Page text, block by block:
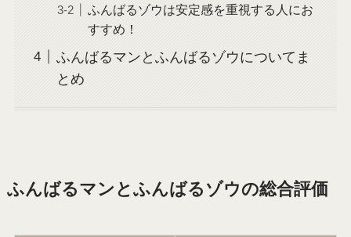
ふんばるゾウは安定感を重視する人にお
すすめ！
ふんばるマンとふんばるゾウについてま
とめ
ふんばるマンとふんばるゾウの総合評価